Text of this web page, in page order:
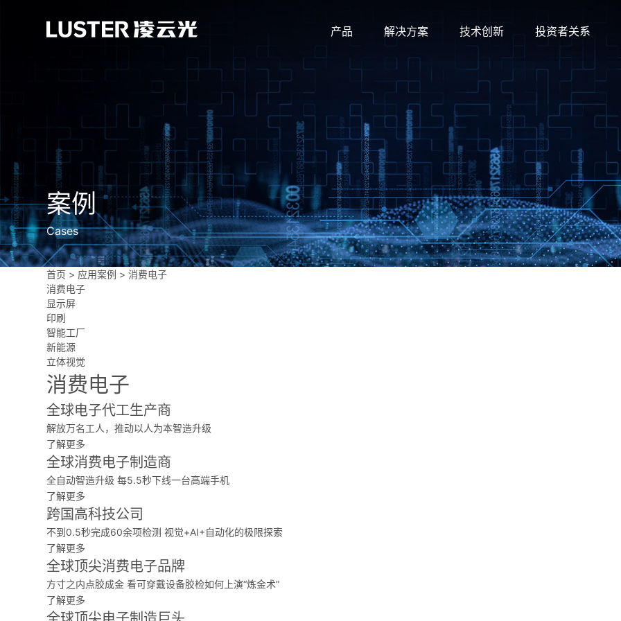
产品 解决方案 技术创新 投资者关系
案例
Cases
首页 > 应用案例 >消费电子
消费电子
显示屏
印刷
智能工厂
新能源
立体视觉
消费电子
全球电子代工生产商
解放万名工人，推动以人为本智造升级
了解更多
全球消费电子制造商
全自动智造升级 每5.5秒下线一台高端手机
了解更多
跨国高科技公司
不到0.5秒完成60余项检测 视觉+AI+自动化的极限探索
了解更多
全球顶尖消费电子品牌
方寸之内点胶成金 看可穿戴设备胶检如何上演“炼金术”
了解更多